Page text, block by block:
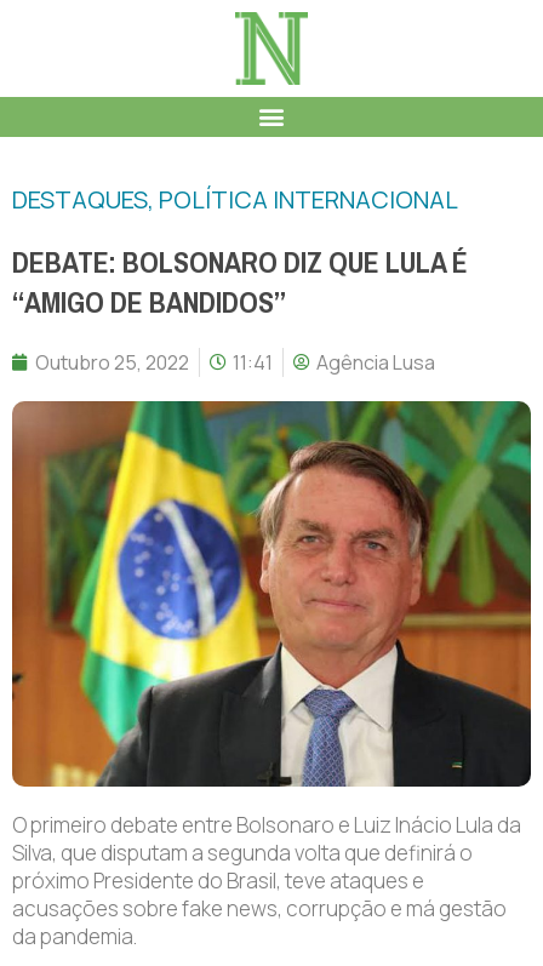
DESTAQUES, POLÍTICA INTERNACIONAL
DEBATE: BOLSONARO DIZ QUE LULA É
“AMIGO DE BANDIDOS”
Outubro 25, 2022 11:41 Agência Lusa
O primeiro debate entre Bolsonaro e Luiz Inácio Lula da
Silva, que disputam a segunda volta que definirá o
próximo Presidente do Brasil, teve ataques e
acusações sobre fake news, corrupção e má gestão
da pandemia.